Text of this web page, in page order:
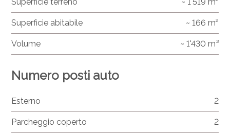
Superficie abitabile ~ 166 m²
Volume ~ 1'430 m³
Numero posti auto
Esterno 2
Parcheggio coperto 2